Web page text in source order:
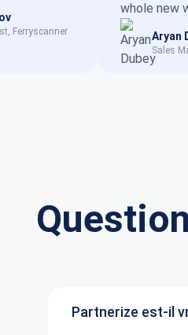
Ferryscanner
whole new
Aryan
Sales
Partnerize est-il